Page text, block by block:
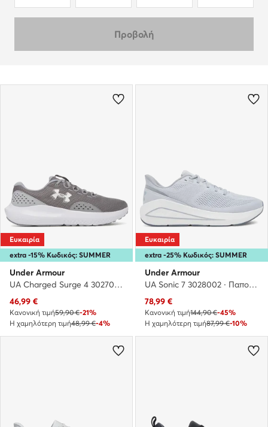
Προβολή
extra -15% Κωδικός: SUMMER
Ευκαιρία
Under Armour
UA Charged Surge 4 3027000 · Παπούτσια για Τρέξιμο
Τρέχουσα τιμή
46,99 €
Κανονική τιμή59,90 €-21%
Η χαμηλότερη τιμή48,99 €-4%
extra -25% Κωδικός: SUMMER
Ευκαιρία
Under Armour
UA Sonic 7 3028002 · Παπούτσια για Τρέξιμο
Τρέχουσα τιμή
78,99 €
Κανονική τιμή144,90 €-45%
Η χαμηλότερη τιμή87,99 €-10%